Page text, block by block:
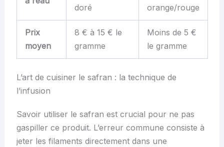
doré
orange/rouge
Prix
moyen
8 € à 15 € le
gramme
Moins de 5 €
le gramme
L’art de cuisiner le safran : la technique de
l’infusion
Savoir utiliser le safran est crucial pour ne pas
gaspiller ce produit. L’erreur commune consiste à
jeter les filaments directement dans une